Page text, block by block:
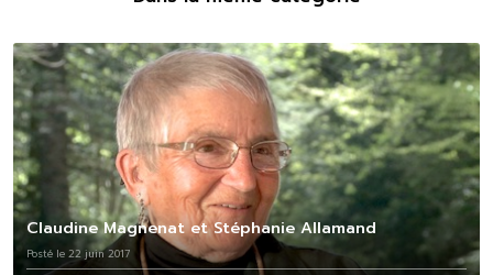
Claudine Magnenat et Stéphanie Allamand
Posté le 22 juin 2017